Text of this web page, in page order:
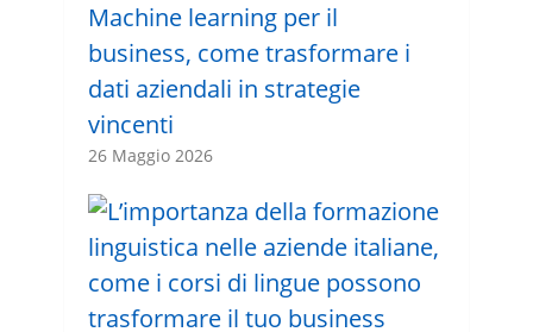
Machine learning per il
business, come trasformare i
dati aziendali in strategie
vincenti
26 Maggio 2026